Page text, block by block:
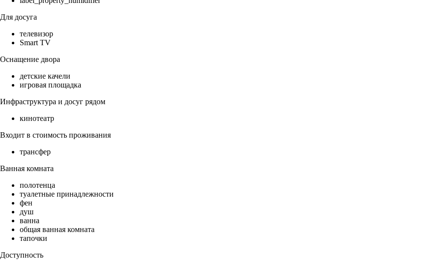
Для досуга
телевизор
Smart TV
Оснащение двора
детские качели
игровая площадка
Инфраструктура и досуг рядом
кинотеатр
Входит в стоимость проживания
трансфер
Ванная комната
полотенца
туалетные принадлежности
фен
душ
ванна
общая ванная комната
тапочки
Доступность